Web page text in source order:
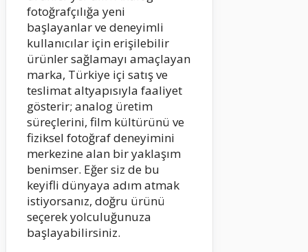
fotoğrafçılığa yeni
başlayanlar ve deneyimli
kullanıcılar için erişilebilir
ürünler sağlamayı amaçlayan
marka, Türkiye içi satış ve
teslimat altyapısıyla faaliyet
gösterir; analog üretim
süreçlerini, film kültürünü ve
fiziksel fotoğraf deneyimini
merkezine alan bir yaklaşım
benimser. Eğer siz de bu
keyifli dünyaya adım atmak
istiyorsanız, doğru ürünü
seçerek yolculuğunuza
başlayabilirsiniz.